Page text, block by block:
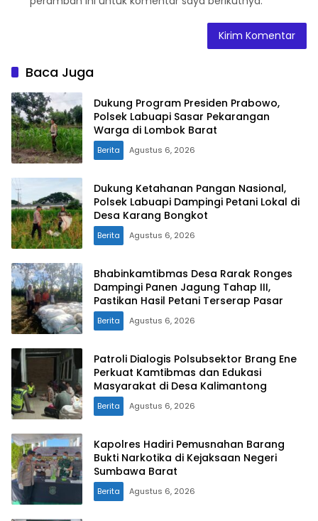
Baca Juga
Dukung Program Presiden Prabowo,
Polsek Labuapi Sasar Pekarangan
Warga di Lombok Barat
Berita Agustus 6, 2026
Dukung Ketahanan Pangan Nasional,
Polsek Labuapi Dampingi Petani Lokal di
Desa Karang Bongkot
Berita Agustus 6, 2026
Bhabinkamtibmas Desa Rarak Ronges
Dampingi Panen Jagung Tahap III,
Pastikan Hasil Petani Terserap Pasar
Berita Agustus 6, 2026
Patroli Dialogis Polsubsektor Brang Ene
Perkuat Kamtibmas dan Edukasi
Masyarakat di Desa Kalimantong
Berita Agustus 6, 2026
Kapolres Hadiri Pemusnahan Barang
Bukti Narkotika di Kejaksaan Negeri
Sumbawa Barat
Berita Agustus 6, 2026